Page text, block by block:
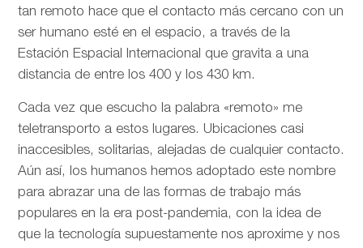
tan remoto hace que el contacto más cercano con un
ser humano esté en el espacio, a través de la
Estación Espacial Internacional que gravita a una
distancia de entre los 400 y los 430 km.
Cada vez que escucho la palabra «remoto» me
teletransporto a estos lugares. Ubicaciones casi
inaccesibles, solitarias, alejadas de cualquier contacto.
Aún así, los humanos hemos adoptado este nombre
para abrazar una de las formas de trabajo más
populares en la era post-pandemia, con la idea de
que la tecnología supuestamente nos aproxime y nos